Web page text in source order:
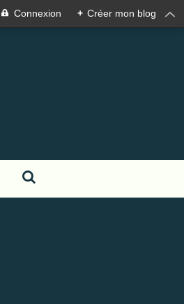
Connexion + Créer mon blog